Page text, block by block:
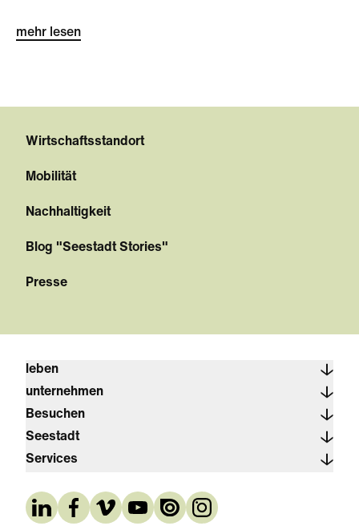
mehr lesen
Wirtschaftsstandort
Mobilität
Nachhaltigkeit
Blog "Seestadt Stories"
Presse
leben
unternehmen
Besuchen
Seestadt
Services